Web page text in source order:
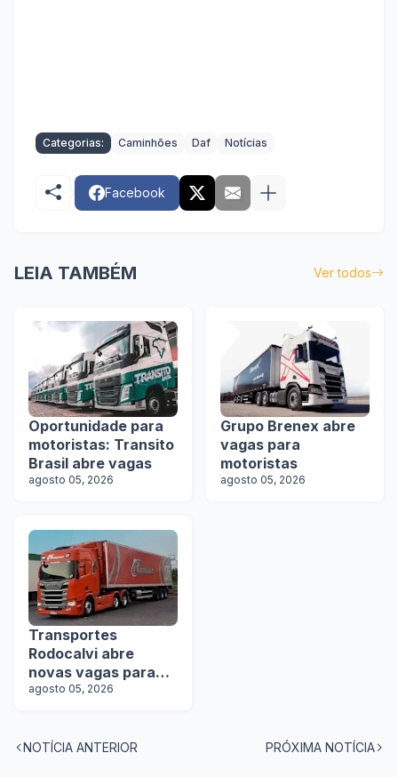
Categorias: Caminhões Daf Notícias
Facebook
LEIA TAMBÉM Ver todos
Oportunidade para
motoristas: Transito
Brasil abre vagas
agosto 05, 2026
Grupo Brenex abre
vagas para
motoristas
agosto 05, 2026
Transportes
Rodocalvi abre
novas vagas para
motoristas
agosto 05, 2026
NOTÍCIA ANTERIOR PRÓXIMA NOTÍCIA